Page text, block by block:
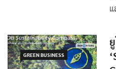
วั
GREEN BUSINESS